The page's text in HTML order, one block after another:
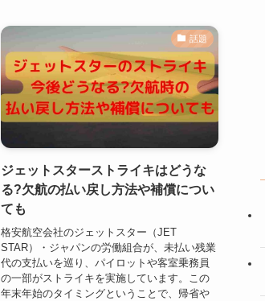
話題
ジェットスターストライキはどうな
る?欠航の払い戻し方法や補償につい
ても
格安航空会社のジェットスター（JET
STAR）・ジャパンの労働組合が、未払い残業
代の支払いを巡り、パイロットや客室乗務員
の一部がストライキを実施しています。この
年末年始のタイミングということで、帰省や